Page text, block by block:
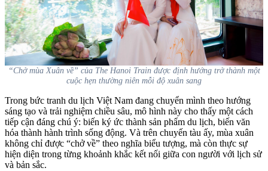
“Chở mùa Xuân về” của The Hanoi Train được định hướng trở thành một
cuộc hẹn thường niên mỗi độ xuân sang
Trong bức tranh du lịch Việt Nam đang chuyển mình theo hướng
sáng tạo và trải nghiệm chiều sâu, mô hình này cho thấy một cách
tiếp cận đáng chú ý: biến ký ức thành sản phẩm du lịch, biến văn
hóa thành hành trình sống động. Và trên chuyến tàu ấy, mùa xuân
không chỉ được “chở về” theo nghĩa biểu tượng, mà còn thực sự
hiện diện trong từng khoảnh khắc kết nối giữa con người với lịch sử
và bản sắc.